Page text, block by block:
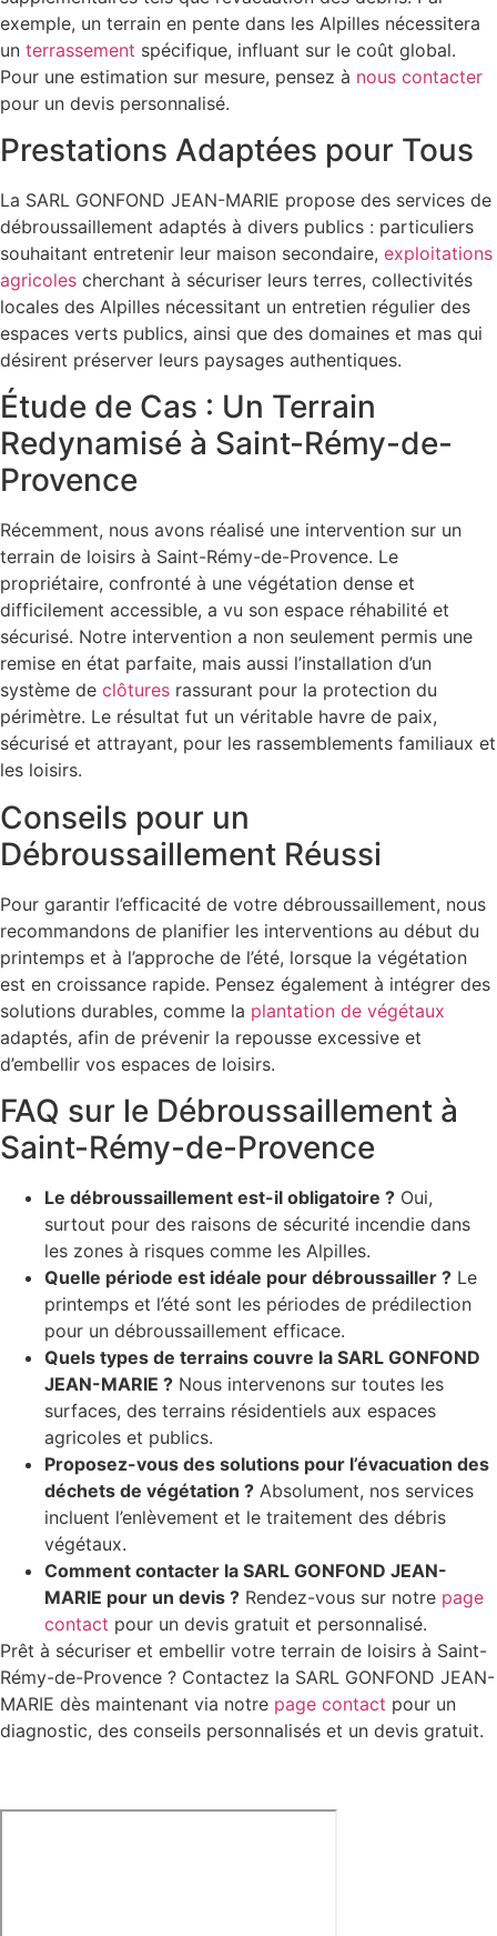
exemple, un terrain en pente dans les Alpilles nécessitera
un terrassement spécifique, influant sur le coût global.
Pour une estimation sur mesure, pensez à nous contacter
pour un devis personnalisé.
Prestations Adaptées pour Tous
La SARL GONFOND JEAN-MARIE propose des services de
débroussaillement adaptés à divers publics : particuliers
souhaitant entretenir leur maison secondaire, exploitations
agricoles cherchant à sécuriser leurs terres, collectivités
locales des Alpilles nécessitant un entretien régulier des
espaces verts publics, ainsi que des domaines et mas qui
désirent préserver leurs paysages authentiques.
Étude de Cas : Un Terrain
Redynamisé à Saint-Rémy-de-
Provence
Récemment, nous avons réalisé une intervention sur un
terrain de loisirs à Saint-Rémy-de-Provence. Le
propriétaire, confronté à une végétation dense et
difficilement accessible, a vu son espace réhabilité et
sécurisé. Notre intervention a non seulement permis une
remise en état parfaite, mais aussi l’installation d’un
système de clôtures rassurant pour la protection du
périmètre. Le résultat fut un véritable havre de paix,
sécurisé et attrayant, pour les rassemblements familiaux et
les loisirs.
Conseils pour un
Débroussaillement Réussi
Pour garantir l’efficacité de votre débroussaillement, nous
recommandons de planifier les interventions au début du
printemps et à l’approche de l’été, lorsque la végétation
est en croissance rapide. Pensez également à intégrer des
solutions durables, comme la plantation de végétaux
adaptés, afin de prévenir la repousse excessive et
d’embellir vos espaces de loisirs.
FAQ sur le Débroussaillement à
Saint-Rémy-de-Provence
Le débroussaillement est-il obligatoire ? Oui,
surtout pour des raisons de sécurité incendie dans
les zones à risques comme les Alpilles.
Quelle période est idéale pour débroussailler ? Le
printemps et l’été sont les périodes de prédilection
pour un débroussaillement efficace.
Quels types de terrains couvre la SARL GONFOND
JEAN-MARIE ? Nous intervenons sur toutes les
surfaces, des terrains résidentiels aux espaces
agricoles et publics.
Proposez-vous des solutions pour l’évacuation des
déchets de végétation ? Absolument, nos services
incluent l’enlèvement et le traitement des débris
végétaux.
Comment contacter la SARL GONFOND JEAN-
MARIE pour un devis ? Rendez-vous sur notre page
contact pour un devis gratuit et personnalisé.
Prêt à sécuriser et embellir votre terrain de loisirs à Saint-
Rémy-de-Provence ? Contactez la SARL GONFOND JEAN-
MARIE dès maintenant via notre page contact pour un
diagnostic, des conseils personnalisés et un devis gratuit.